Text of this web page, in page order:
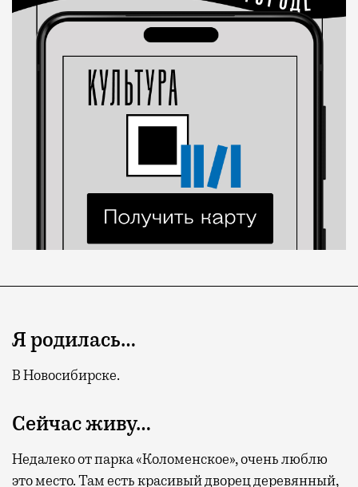
Я родилась…
В Новосибирске.
Сейчас живу…
Недалеко от парка «Коломенское», очень люблю
это место. Там есть красивый дворец деревянный,